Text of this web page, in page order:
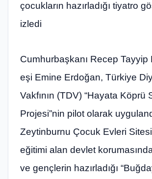
çocukların hazırladığı tiyatro
izledi
Cumhurbaşkanı Recep Tayyip
eşi Emine Erdoğan, Türkiye
Vakfının (TDV) “Hayata Köprü
Projesi”nin pilot olarak
Zeytinburnu Çocuk Evleri
eğitimi alan devlet
ve gençlerin hazırladığı